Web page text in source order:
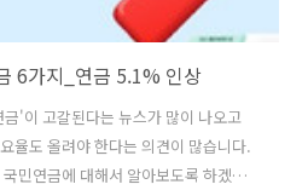
6가지_연금 5.1% 인상
'이 고갈된다는 뉴스가 많이 나오고
율도 올려야 한다는 의견이 많습니다.
민연금에 대해서 알아보도록 하겠습